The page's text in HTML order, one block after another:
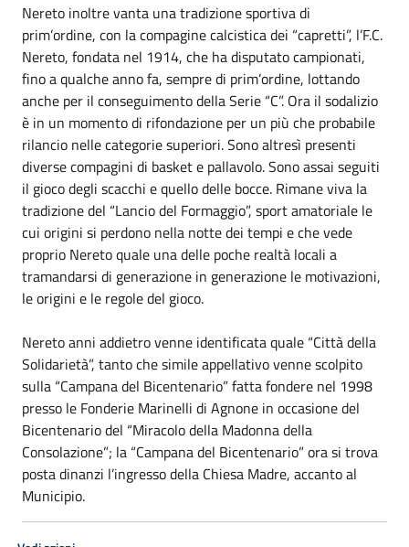
Nereto inoltre vanta una tradizione sportiva di
prim’ordine, con la compagine calcistica dei “capretti”, l’F.C.
Nereto, fondata nel 1914, che ha disputato campionati,
fino a qualche anno fa, sempre di prim’ordine, lottando
anche per il conseguimento della Serie “C”. Ora il sodalizio
è in un momento di rifondazione per un più che probabile
rilancio nelle categorie superiori. Sono altresì presenti
diverse compagini di basket e pallavolo. Sono assai seguiti
il gioco degli scacchi e quello delle bocce. Rimane viva la
tradizione del “Lancio del Formaggio”, sport amatoriale le
cui origini si perdono nella notte dei tempi e che vede
proprio Nereto quale una delle poche realtà locali a
tramandarsi di generazione in generazione le motivazioni,
le origini e le regole del gioco.
Nereto anni addietro venne identificata quale “Città della
Solidarietà”, tanto che simile appellativo venne scolpito
sulla “Campana del Bicentenario” fatta fondere nel 1998
presso le Fonderie Marinelli di Agnone in occasione del
Bicentenario del “Miracolo della Madonna della
Consolazione”; la “Campana del Bicentenario” ora si trova
posta dinanzi l’ingresso della Chiesa Madre, accanto al
Municipio.